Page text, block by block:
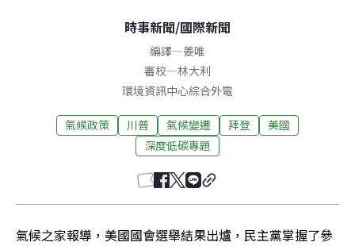
時事新聞/國際新聞
編譯—姜唯
審校—林大利
環境資訊中心綜合外電
氣候政策 川普 氣候變遷 拜登
美國
深度低碳專題
氣候之家報導，美國國會選舉結果出爐，民主黨掌握了參